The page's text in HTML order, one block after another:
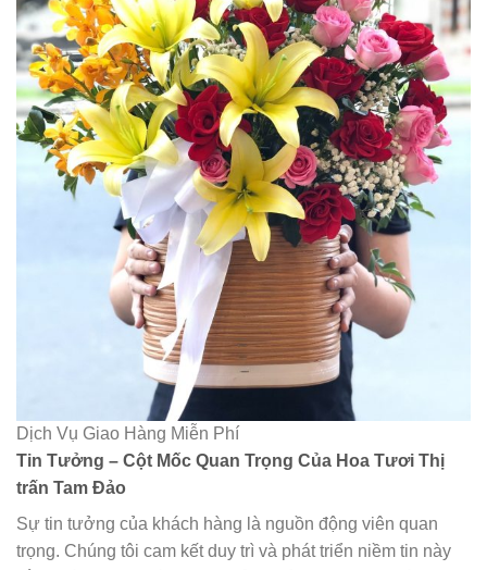
Dịch Vụ Giao Hàng Miễn Phí
Tin Tưởng – Cột Mốc Quan Trọng Của Hoa Tươi Thị
trấn Tam Đảo
Sự tin tưởng của khách hàng là nguồn động viên quan
trọng. Chúng tôi cam kết duy trì và phát triển niềm tin này